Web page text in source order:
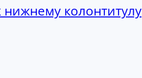
колонтитулу